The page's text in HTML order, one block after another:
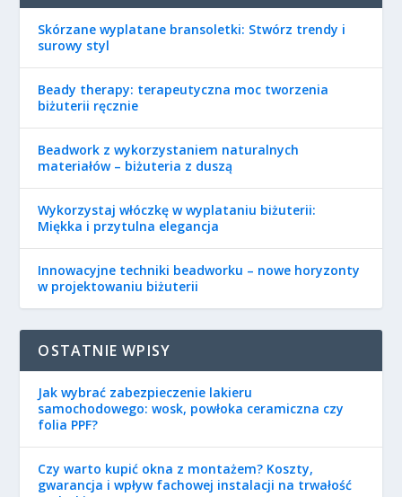
Skórzane wyplatane bransoletki: Stwórz trendy i
surowy styl
Beady therapy: terapeutyczna moc tworzenia
biżuterii ręcznie
Beadwork z wykorzystaniem naturalnych
materiałów – biżuteria z duszą
Wykorzystaj włóczkę w wyplataniu biżuterii:
Miękka i przytulna elegancja
Innowacyjne techniki beadworku – nowe horyzonty
w projektowaniu biżuterii
OSTATNIE WPISY
Jak wybrać zabezpieczenie lakieru
samochodowego: wosk, powłoka ceramiczna czy
folia PPF?
Czy warto kupić okna z montażem? Koszty,
gwarancja i wpływ fachowej instalacji na trwałość